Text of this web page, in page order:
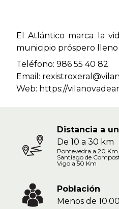
El Atlántico marca la
municipio próspero
Teléfono: 986 55 40 82
Email:
Web: https://
Distancia a
De 10 a 30 km
Pontevedra a 20 Km
Santiago de
Vigo a 50 Km
Población
Menos de